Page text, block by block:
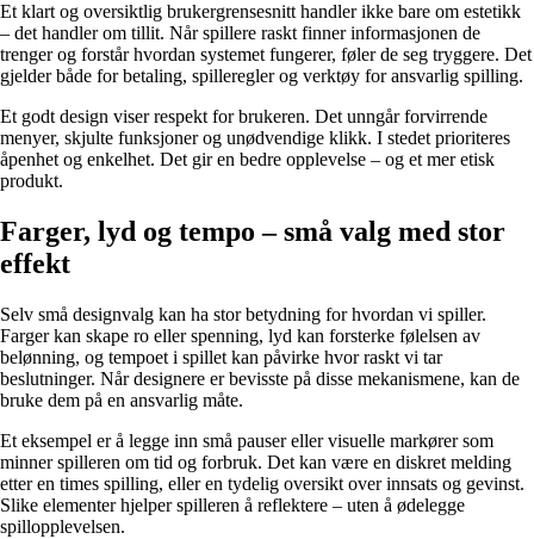
Et klart og oversiktlig brukergrensesnitt handler ikke bare om estetikk
– det handler om tillit. Når spillere raskt finner informasjonen de
trenger og forstår hvordan systemet fungerer, føler de seg tryggere. Det
gjelder både for betaling, spilleregler og verktøy for ansvarlig spilling.
Et godt design viser respekt for brukeren. Det unngår forvirrende
menyer, skjulte funksjoner og unødvendige klikk. I stedet prioriteres
åpenhet og enkelhet. Det gir en bedre opplevelse – og et mer etisk
produkt.
Farger, lyd og tempo – små valg med stor
effekt
Selv små designvalg kan ha stor betydning for hvordan vi spiller.
Farger kan skape ro eller spenning, lyd kan forsterke følelsen av
belønning, og tempoet i spillet kan påvirke hvor raskt vi tar
beslutninger. Når designere er bevisste på disse mekanismene, kan de
bruke dem på en ansvarlig måte.
Et eksempel er å legge inn små pauser eller visuelle markører som
minner spilleren om tid og forbruk. Det kan være en diskret melding
etter en times spilling, eller en tydelig oversikt over innsats og gevinst.
Slike elementer hjelper spilleren å reflektere – uten å ødelegge
spillopplevelsen.